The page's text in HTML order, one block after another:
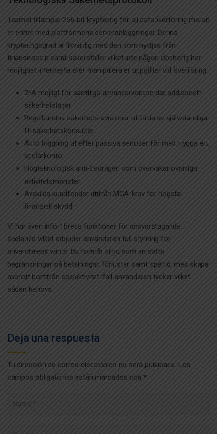
Teamet tillämpar 256-bit kryptering för all dataöverföring mellan
er enhet med plattformens serveranläggningar. Denna
krypteringsgrad är likvärdig med den som nyttjas från
finansinstitut samt säkerställer vilket inte någon obehörig har
möjlighet intercepta eller manipulera er uppgifter vid överföring.
2FA möjligt för samtliga användarkonton där additionellt
säkerhetslager
Regelbundna säkerhetsrevisioner utförda av självständiga
IT-säkerhetskonsulter
Auto loggning ut efter passiva perioder för med trygga ert
spelarkonto
Högteknologisk anti-bedrägeri som övervakar ovanliga
aktivitetsmönster
Avskilda kundfonder utifrån MGA-krav för högsta
finansiell skydd
Vi har även infört breda funktioner för ansvarstagande
spelande vilket erbjuder användaren full styrning för
användarens vanor. Du förmår alltid som än sätta
begränsningar på betalningar, förluster samt speltid, med skapa
avbrott bortifrån spelaktivitet ifall användaren tycker vilket
sådan behövs.
Deja una respuesta
Tu dirección de correo electrónico no será publicada. Los
campos obligatorios están marcados con *